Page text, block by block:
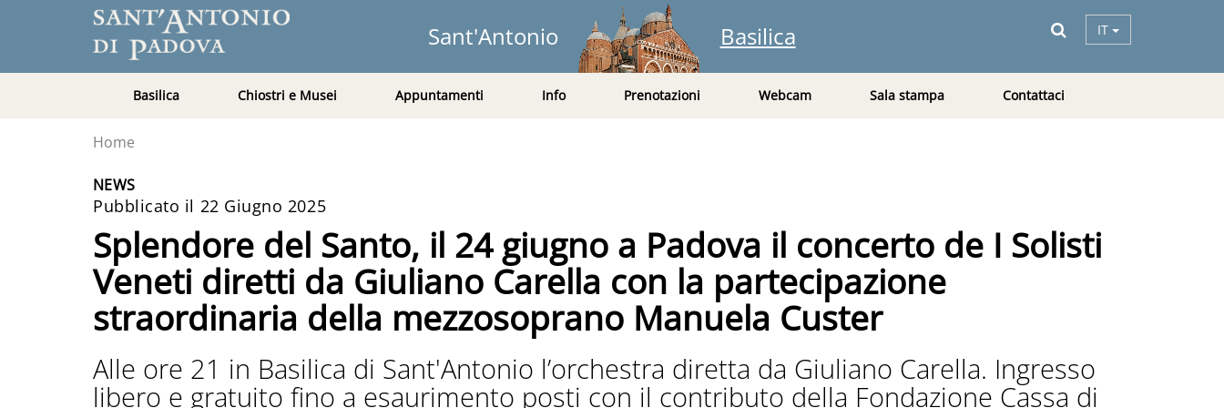
Sant'Antonio Basilica IT
Basilica Chiostri e Musei Appuntamenti Info Prenotazioni Webcam Sala stampa Contattaci
Home
NEWS
Pubblicato il 22 Giugno 2025
Splendore del Santo, il 24 giugno a Padova il concerto de I Solisti
Veneti diretti da Giuliano Carella con la partecipazione
straordinaria della mezzosoprano Manuela Custer
Alle ore 21 in Basilica di Sant'Antonio l’orchestra diretta da Giuliano Carella. Ingresso
libero e gratuito fino a esaurimento posti con il contributo della Fondazione Cassa di